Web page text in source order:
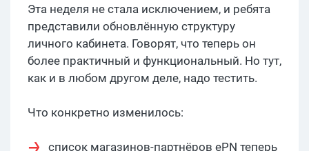
Эта неделя не стала исключением, и ребята
представили обновлённую структуру
личного кабинета. Говорят, что теперь он
более практичный и функциональный. Но тут,
как и в любом другом деле, надо тестить.
Что конкретно изменилось:
список магазинов-партнёров ePN теперь